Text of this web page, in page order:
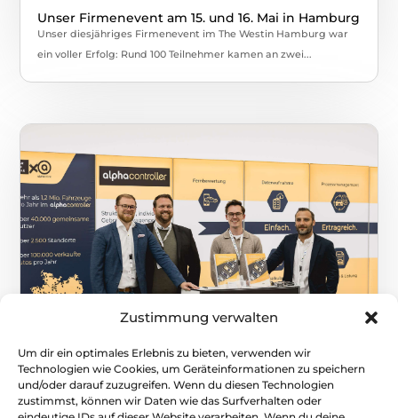
Zustimmung verwalten
Um dir ein optimales Erlebnis zu bieten, verwenden wir
Technologien wie Cookies, um Geräteinformationen zu speichern
und/oder darauf zuzugreifen. Wenn du diesen Technologien
zustimmst, können wir Daten wie das Surfverhalten oder
Unser Firmenevent am 15. und 16. Mai in Hamburg
Unser diesjähriges Firmenevent im The Westin Hamburg war
ein voller Erfolg: Rund 100 Teilnehmer kamen an zwei...
Automotive Business Days 2025
Vom 6. bis 7. Mai 2025 waren wir gemeinsam mit CarOnSale auf